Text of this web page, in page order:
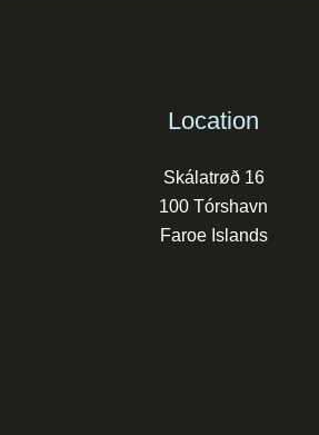
Location
Skálatrøð 16
100 Tórshavn
Faroe Islands